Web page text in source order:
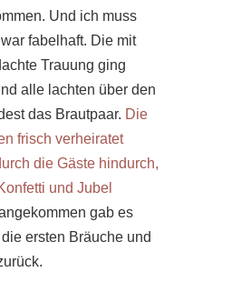
Und ich muss
fabelhaft. Die mit
Trauung ging
alle lachten über den
das Brautpaar. Die
frisch verheiratet
die Gäste hindurch,
und Jubel
gab es
ersten Bräuche und